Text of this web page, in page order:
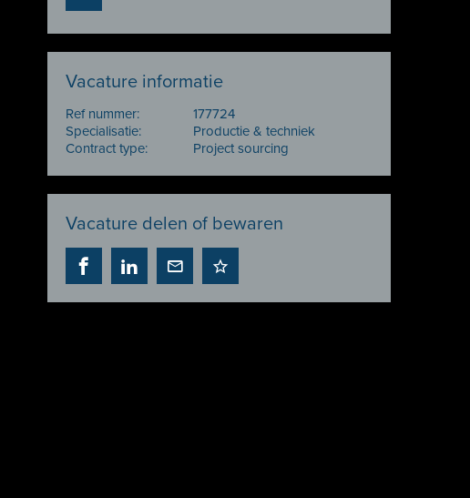
Vacature informatie
Ref nummer:
177724
Specialisatie:
Productie & techniek
Contract type:
Project sourcing
Vacature delen of bewaren